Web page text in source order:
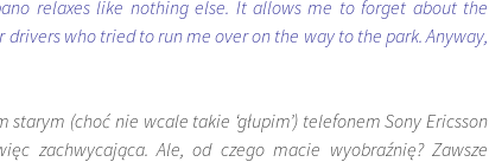
relaxes like nothing else. It allows me to forget about the
drivers who tried to run me over on the way to the park. Anyway,
starym (choć nie wcale takie ‘głupim’) telefonem Sony Ericsson
zachwycająca. Ale, od czego macie wyobraźnię? Zawsze